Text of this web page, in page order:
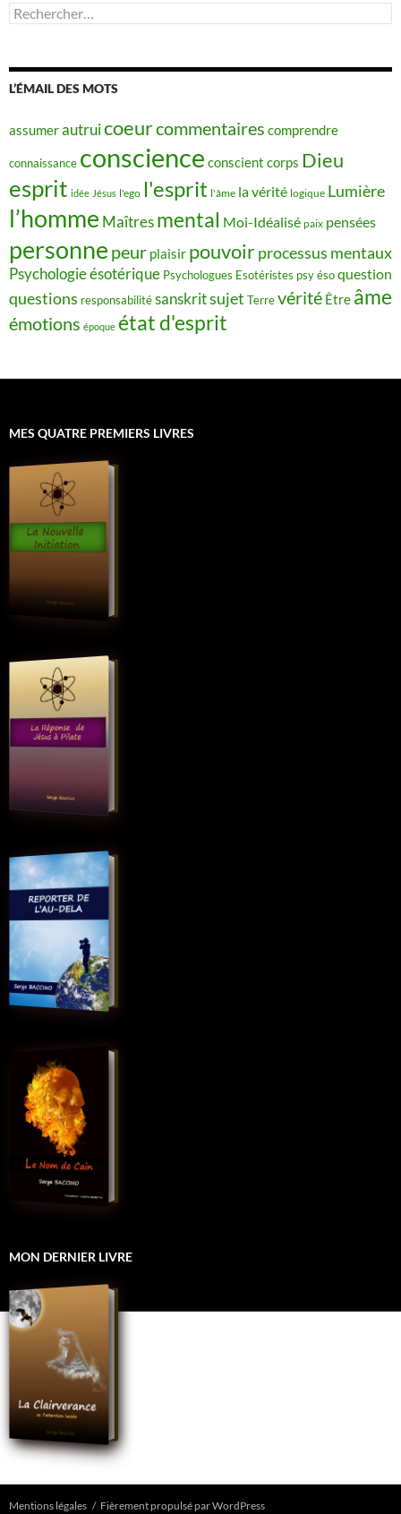
Rechercher :
L’ÉMAIL DES MOTS
assumerautruicoeurcommentaires comprendre
connaissance conscience conscient corps Dieu
esprit idée Jésus l'ego l'esprit l'âme la vérité logique Lumière
l’homme Maîtres mental Moi-Idéalisé paix pensées
personne peur plaisir pouvoirprocessus mentaux
Psychologie ésotérique Psychologues Esotéristes psy ésoquestion
questions responsabilitésanskritsujet Terrevérité Être âme
émotions époque état d'esprit
MES QUATRE PREMIERS LIVRES
MON DERNIER LIVRE
Mentions légales Fièrement propulsé par WordPress